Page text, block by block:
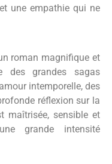
une empathie qui ne
roman magnifique et
des grandes sagas
intemporelle, des
réflexion sur la
maîtrisée, sensible et
grande intensité